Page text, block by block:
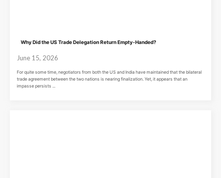
Why Did the US Trade Delegation Return Empty-Handed?
June 15, 2026
For quite some time, negotiators from both the US and India have maintained that the bilateral
trade agreement between the two nations is nearing finalization. Yet, it appears that an
impasse persists ...